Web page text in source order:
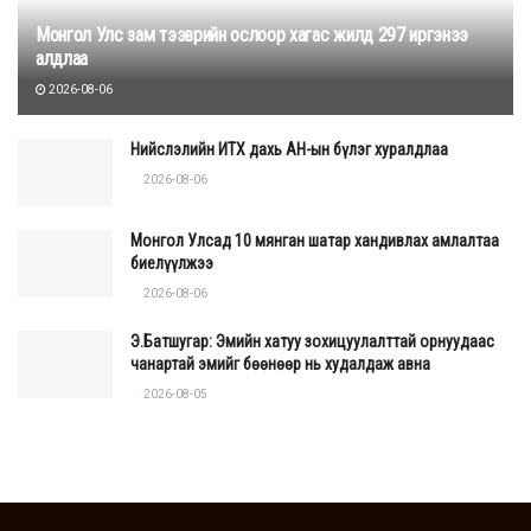
Монгол Улс зам тээврийн ослоор хагас жилд 297 иргэнээ
алдлаа
2026-08-06
Нийслэлийн ИТХ дахь АН-ын бүлэг хуралдлаа
2026-08-06
Монгол Улсад 10 мянган шатар хандивлах амлалтаа
биелүүлжээ
2026-08-06
Э.Батшугар: Эмийн хатуу зохицуулалттай орнуудаас
чанартай эмийг бөөнөөр нь худалдаж авна
2026-08-05